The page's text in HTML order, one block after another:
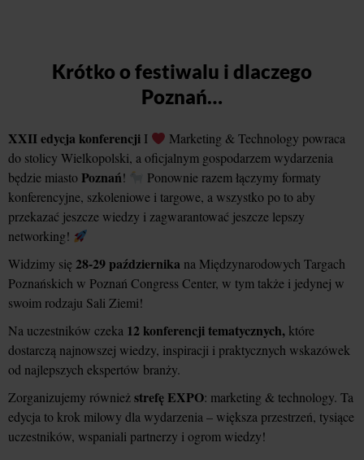
Krótko o festiwalu i dlaczego
Poznań…
XXII edycja konferencji I
Marketing & Technology powraca
do stolicy Wielkopolski, a oficjalnym gospodarzem wydarzenia
będzie miasto Poznań!
Ponownie razem łączymy formaty
konferencyjne, szkoleniowe i targowe, a wszystko po to aby
przekazać jeszcze wiedzy i zagwarantować jeszcze lepszy
networking!
Widzimy się28-29 października na Międzynarodowych Targach
Poznańskich w Poznań Congress Center, w tym także i jedynej w
swoim rodzaju Sali Ziemi!
Na uczestników czeka 12 konferencji tematycznych, które
dostarczą najnowszej wiedzy, inspiracji i praktycznych wskazówek
od najlepszych ekspertów branży.
Zorganizujemy równieżstrefę EXPO: marketing & technology. Ta
edycja to krok milowy dla wydarzenia – większa przestrzeń, tysiące
uczestników, wspaniali partnerzy i ogrom wiedzy!